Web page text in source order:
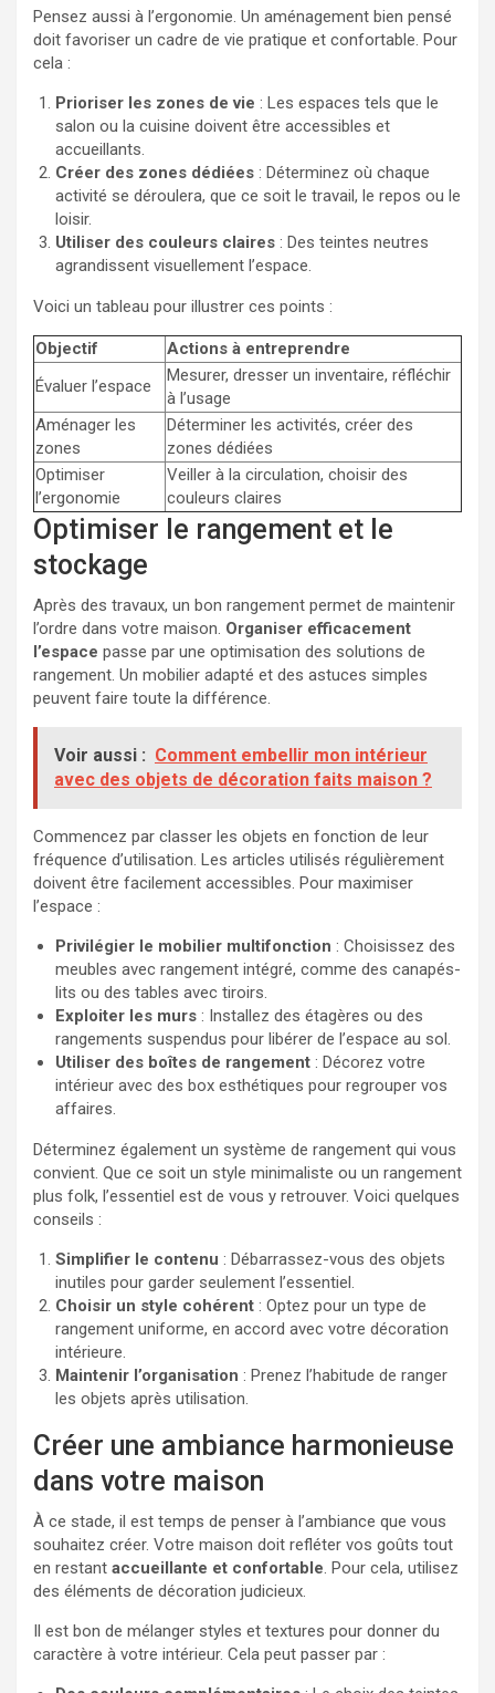
Pensez aussi à l’ergonomie. Un aménagement bien pensé
doit favoriser un cadre de vie pratique et confortable. Pour
cela :
Prioriser les zones de vie : Les espaces tels que le
salon ou la cuisine doivent être accessibles et
accueillants.
Créer des zones dédiées : Déterminez où chaque
activité se déroulera, que ce soit le travail, le repos ou le
loisir.
Utiliser des couleurs claires : Des teintes neutres
agrandissent visuellement l’espace.
Voici un tableau pour illustrer ces points :
Objectif
Actions à entreprendre
Évaluer l’espace
Mesurer, dresser un inventaire, réfléchir
à l’usage
Aménager les
zones
Déterminer les activités, créer des
zones dédiées
Optimiser
l’ergonomie
Veiller à la circulation, choisir des
couleurs claires
Optimiser le rangement et le
stockage
Après des travaux, un bon rangement permet de maintenir
l’ordre dans votre maison. Organiser efficacement
l’espace passe par une optimisation des solutions de
rangement. Un mobilier adapté et des astuces simples
peuvent faire toute la différence.
Voir aussi : Comment embellir mon intérieur
avec des objets de décoration faits maison ?
Commencez par classer les objets en fonction de leur
fréquence d’utilisation. Les articles utilisés régulièrement
doivent être facilement accessibles. Pour maximiser
l’espace :
Privilégier le mobilier multifonction : Choisissez des
meubles avec rangement intégré, comme des canapés-
lits ou des tables avec tiroirs.
Exploiter les murs : Installez des étagères ou des
rangements suspendus pour libérer de l’espace au sol.
Utiliser des boîtes de rangement : Décorez votre
intérieur avec des box esthétiques pour regrouper vos
affaires.
Déterminez également un système de rangement qui vous
convient. Que ce soit un style minimaliste ou un rangement
plus folk, l’essentiel est de vous y retrouver. Voici quelques
conseils :
Simplifier le contenu : Débarrassez-vous des objets
inutiles pour garder seulement l’essentiel.
Choisir un style cohérent : Optez pour un type de
rangement uniforme, en accord avec votre décoration
intérieure.
Maintenir l’organisation : Prenez l’habitude de ranger
les objets après utilisation.
Créer une ambiance harmonieuse
dans votre maison
À ce stade, il est temps de penser à l’ambiance que vous
souhaitez créer. Votre maison doit refléter vos goûts tout
en restant accueillante et confortable. Pour cela, utilisez
des éléments de décoration judicieux.
Il est bon de mélanger styles et textures pour donner du
caractère à votre intérieur. Cela peut passer par :